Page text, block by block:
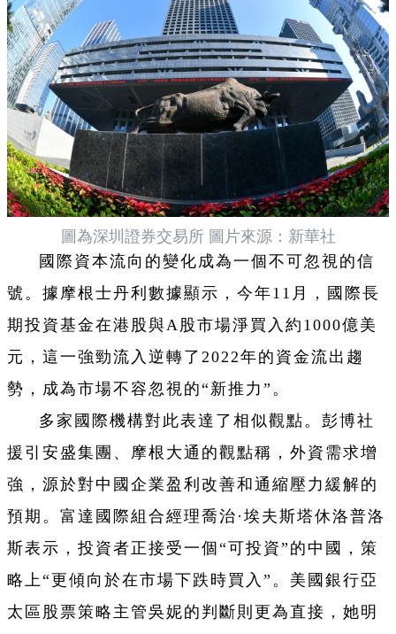
圖為深圳證券交易所 圖片來源：新華社
國際資本流向的變化成為一個不可忽視的信
號。據摩根士丹利數據顯示，今年11月，國際長
期投資基金在港股與A股市場淨買入約1000億美
元，這一強勁流入逆轉了2022年的資金流出趨
勢，成為市場不容忽視的“新推力”。
多家國際機構對此表達了相似觀點。彭博社
援引安盛集團、摩根大通的觀點稱，外資需求增
強，源於對中國企業盈利改善和通縮壓力緩解的
預期。富達國際組合經理喬治·埃夫斯塔休洛普洛
斯表示，投資者正接受一個“可投資”的中國，策
略上“更傾向於在市場下跌時買入”。美國銀行亞
太區股票策略主管吳妮的判斷則更為直接，她明